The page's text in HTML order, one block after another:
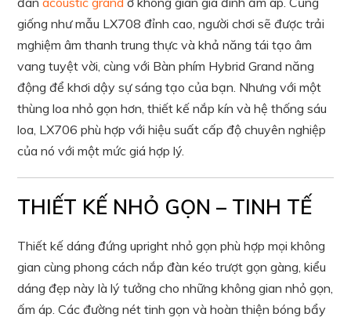
giống như mẫu LX708 đỉnh cao, người chơi sẽ được trải
mghiệm âm thanh trung thực và khả năng tái tạo âm
vang tuyệt vời, cùng với Bàn phím Hybrid Grand năng
động để khơi dậy sự sáng tạo của bạn. Nhưng với một
thùng loa nhỏ gọn hơn, thiết kế nắp kín và hệ thống sáu
loa, LX706 phù hợp với hiệu suất cấp độ chuyên nghiệp
của nó với một mức giá hợp lý.​
THIẾT KẾ NHỎ GỌN – TINH TẾ
Thiết kế dáng đứng upright nhỏ gọn phù hợp mọi không
gian cùng phong cách nắp đàn kéo trượt gọn gàng, kiểu
dáng đẹp này là lý tưởng cho những không gian nhỏ gọn,
ấm áp. Các đường nét tinh gọn và hoàn thiện bóng bẩy